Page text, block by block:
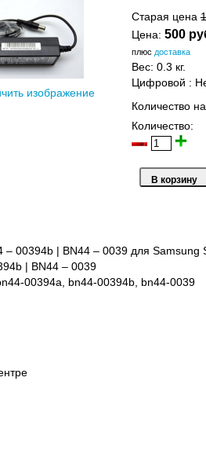
изображение
Старая цена
Цена: 500
плюс доставка
Вес: 0.3 кг.
Цифровой :
Количество
Количество:
– 00394b | BN44 – 0039 для
| BN44 – 0039
00394a, bn44-00394b, bn44-0039